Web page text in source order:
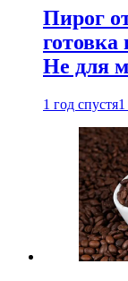
Пирог
Не для
1 год спустя